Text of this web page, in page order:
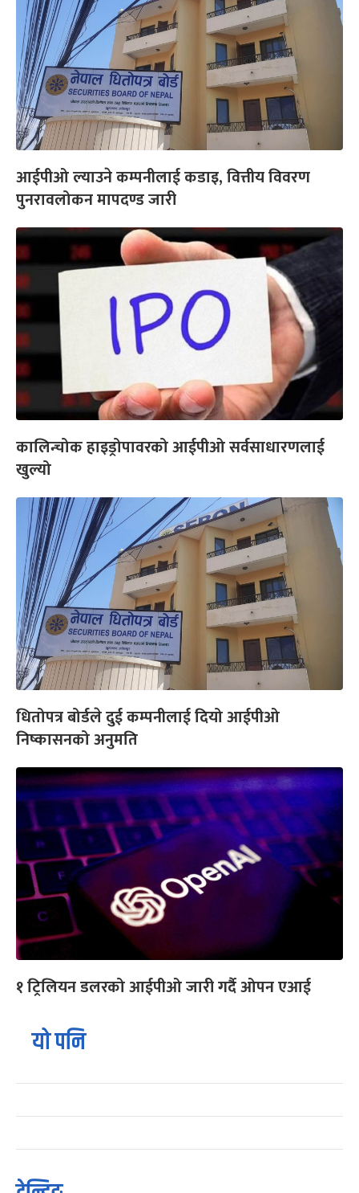
आईपीओ ल्याउने कम्पनीलाई कडाइ, वित्तीय विवरण
पुनरावलोकन मापदण्ड जारी
कालिन्चोक हाइड्रोपावरको आईपीओ सर्वसाधारणलाई
खुल्यो
धितोपत्र बोर्डले दुई कम्पनीलाई दियो आईपीओ
निष्कासनको अनुमति
१ ट्रिलियन डलरको आईपीओ जारी गर्दै ओपन एआई
यो पनि